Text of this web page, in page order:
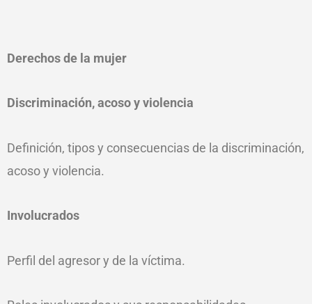
Derechos de la mujer
Discriminación, acoso y violencia
Definición, tipos y consecuencias de la discriminación,
acoso y violencia.
Involucrados
Perfil del agresor y de la víctima.